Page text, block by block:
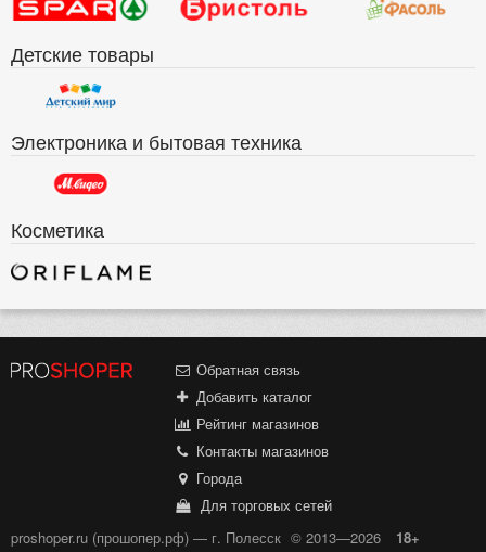
Детские товары
Электроника и бытовая техника
Косметика
Обратная связь
Добавить каталог
Рейтинг магазинов
Контакты магазинов
Города
Для торговых сетей
proshoper.ru (прошопер.рф) — г. Полесск © 2013—2026 18+